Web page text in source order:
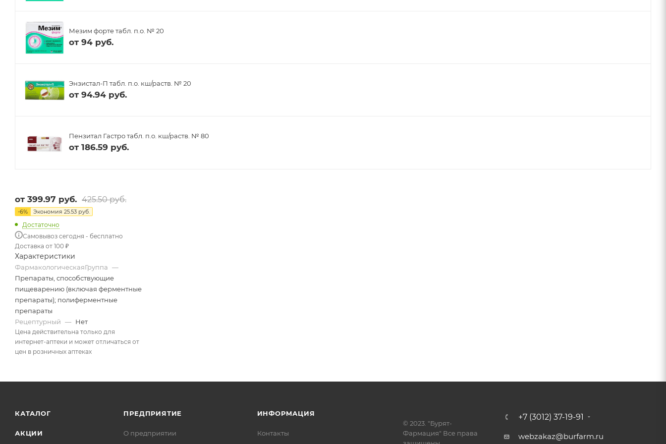
Мезим форте табл. п.о. № 20
от 94 руб.
Энзистал-П табл. п.о. кш/раств. № 20
от 94.94 руб.
Пензитал Гастро табл. п.о. кш/раств. № 80
от 186.59 руб.
от 399.97 руб. 425.50 руб.
-6% Экономия 25.53 руб.
Достаточно
Самовывоз сегодня - бесплатно
Доставка от 100 ₽
Характеристики
ФармакологическаяГруппа —
Препараты, способствующие
пищеварению (включая ферментные
препараты); полиферментные
препараты
Рецептурный — Нет
Цена действительна только для
интернет-аптеки и может отличаться от
цен в розничных аптеках
КАТАЛОГ
АКЦИИ
ПРЕДПРИЯТИЕ
О предприятии
ИНФОРМАЦИЯ
Контакты
© 2023. "Бурят-
Фармация" Все права
+7 (3012) 37-19-91
webzakaz@burfarm.ru